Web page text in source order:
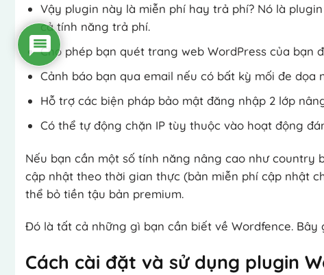
Vậy plugin này là miễn phí hay trả phí? Nó là
cả tính năng trả phí.
Cho phép bạn quét trang web WordPress của bạn
Cảnh báo bạn qua email nếu có bất kỳ mối đe dọa
Hỗ trợ các biện pháp bảo mật đăng nhập 2 lớp
Có thể tự động chặn IP tùy thuộc vào hoạt động
Nếu bạn cần một số tính năng nâng cao như
cập nhật theo thời gian thực (bản miễn phí cập nhật
thể bỏ tiền tậu bản premium.
Đó là tất cả những gì bạn cần biết về Wordfence.
Cách cài đặt và sử dụng plugin